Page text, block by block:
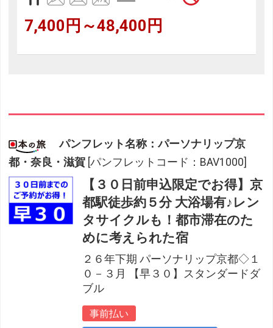
7,400円～48,400円
パンフレット名称：パーソナリップ京
都・奈良・滋賀 [パンフレットコード：BAV1000]
【３０日前申込限定でお得】京
都駅徒歩約５分 大浴場有♪レン
タサイクルも！都市滞在のた
めに考えられた宿
２６年下期 パーソナリップ京都◇１
０－３月 【早３０】スタンダードダ
ブル
事前払い